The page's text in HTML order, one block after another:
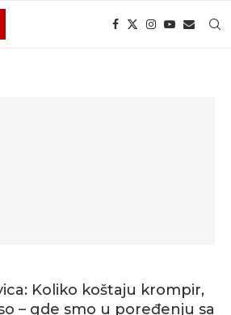
Koliko koštaju krompir,
– gde smo u poređenju sa